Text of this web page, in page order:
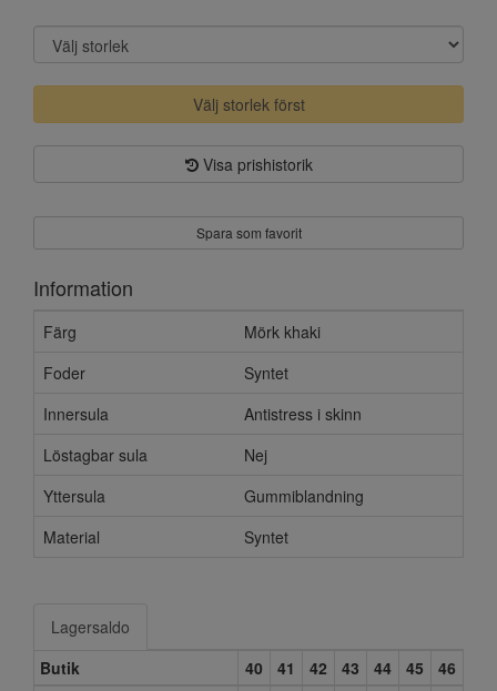
Välj storlek först
Visa prishistorik
Spara som favorit
Information
Färg
Mörk khaki
Foder
Syntet
Innersula
Antistress i skinn
Löstagbar sula
Nej
Yttersula
Gummiblandning
Material
Syntet
Lagersaldo
Butik
40 41 42 43 44 45
46